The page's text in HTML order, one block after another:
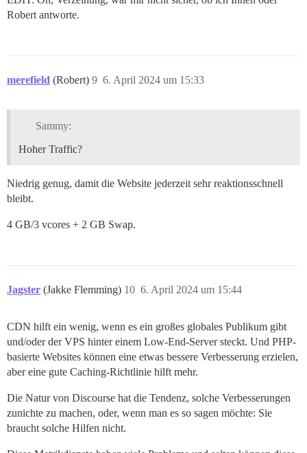
Robert antworte.
merefield (Robert) 6. April 2024 um 15:33
9
Sammy:
Hoher Traffic?
Niedrig genug, damit die Website jederzeit sehr reaktionsschnell
bleibt.
4 GB/3 vcores + 2 GB Swap.
Jagster (Jakke Flemming) 6. April 2024 um 15:44
10
CDN hilft ein wenig, wenn es ein großes globales Publikum gibt
und/oder der VPS hinter einem Low-End-Server steckt. Und PHP-
basierte Websites können eine etwas bessere Verbesserung erzielen,
aber eine gute Caching-Richtlinie hilft mehr.
Die Natur von Discourse hat die Tendenz, solche Verbesserungen
zunichte zu machen, oder, wenn man es so sagen möchte: Sie
braucht solche Hilfen nicht.